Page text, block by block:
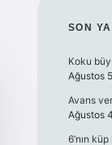
SON
Koku
Ağustos
Avans
Ağustos
6’nın